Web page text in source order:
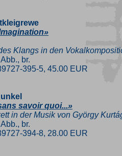
Klangs in den
br.
395-5, 45.00 EUR
savoir quoi...»
in der Musik von György
br.
394-8, 28.00 EUR